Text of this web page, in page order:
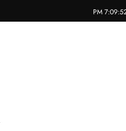
7:09:53